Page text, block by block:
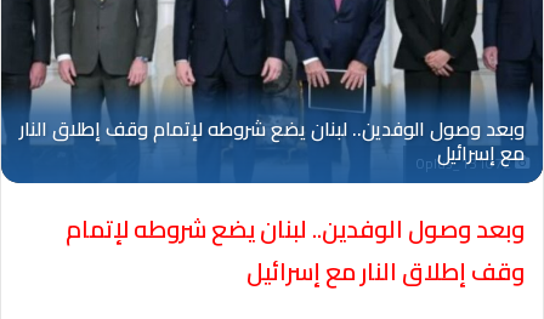
Oplus_131072
وبعد وصول الوفدين.. لبنان يضع شروطه لإتمام
وقف إطلاق النار مع إسرائيل